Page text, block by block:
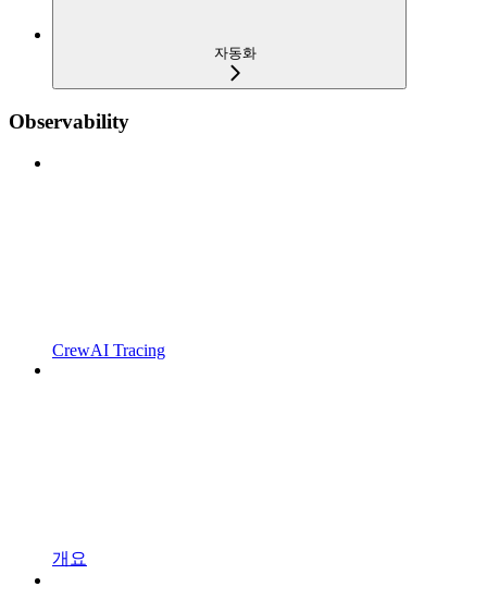
자동화
Observability
CrewAI Tracing
개요